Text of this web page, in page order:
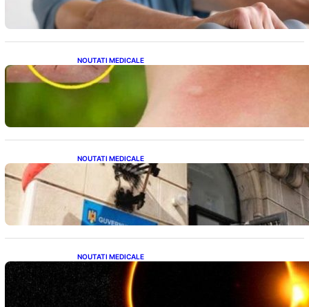
NOUTATI MEDICALE
Cum bacteriile pielii influențează atracția
țânțarilor: O nouă viziune asupra alegerii
NOUTATI MEDICALE
Investiția Ministerului Sănătății: 174 de
milioane de lei pentru modernizarea
sistemului sanitar din România
NOUTATI MEDICALE
Eclipsa de Soare din august 2026: Un
Spectacol Astronomic Pe Cerul României